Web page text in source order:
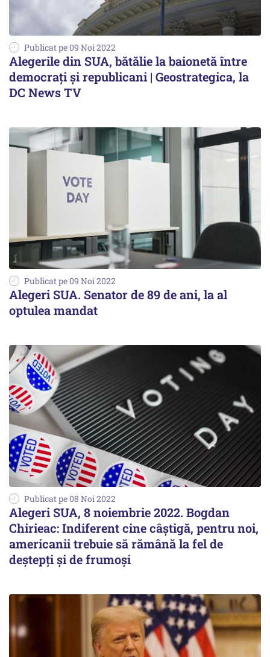
Publicat pe 09 Noi 2022
Alegerile din SUA, bătălie la baionetă între
democrați și republicani | Geostrategica, la
DC News TV
Publicat pe 09 Noi 2022
Alegeri SUA. Senator de 89 de ani, la al
optulea mandat
Publicat pe 08 Noi 2022
Alegeri SUA, 8 noiembrie 2022. Bogdan
Chirieac: Indiferent cine câştigă, pentru noi,
americanii trebuie să rămână la fel de
deştepţi şi de frumoşi